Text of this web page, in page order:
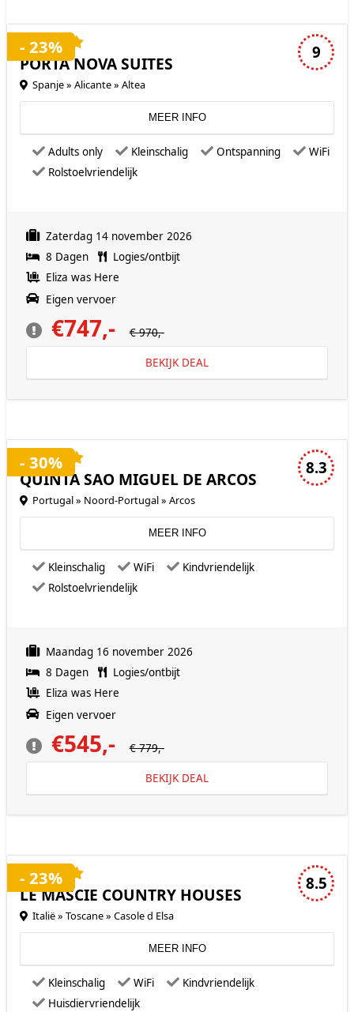
9
PORTA NOVA SUITES
Spanje » Alicante » Altea
MEER INFO
Adults only Kleinschalig Ontspanning
WiFi
Rolstoelvriendelijk
Zaterdag 14 november 2026
8 Dagen
Logies/ontbijt
Eliza was Here
Eigen vervoer
€747,- € 970,-
- 23%
BEKIJK DEAL
8.3
QUINTA SAO MIGUEL DE ARCOS
Portugal » Noord-Portugal » Arcos
MEER INFO
Kleinschalig WiFi
Kindvriendelijk
Rolstoelvriendelijk
Maandag 16 november 2026
8 Dagen
Logies/ontbijt
Eliza was Here
Eigen vervoer
€545,- € 779,-
- 30%
BEKIJK DEAL
8.5
LE MASCIE COUNTRY HOUSES
Italië » Toscane » Casole d Elsa
MEER INFO
Kleinschalig WiFi
Kindvriendelijk
Huisdiervriendelijk
- 23%